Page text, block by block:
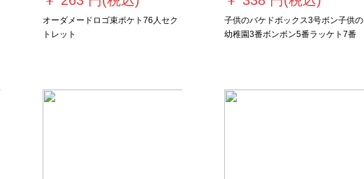
オーダメードロゴ束ポケト76人セク
トレット
子供のバケドボックス3号ボン子供の
幼稚園3番ボンボン5番ラッケト7番